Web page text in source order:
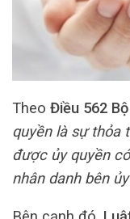
Theo Điều 562
quyền là sự thỏa
được ủy quyền
nhân danh bên ủy